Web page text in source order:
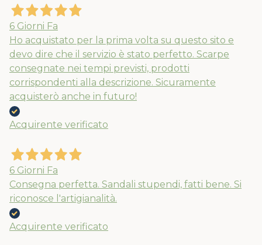
6 Giorni Fa
Ho acquistato per la prima volta su questo sito e
devo dire che il servizio è stato perfetto. Scarpe
consegnate nei tempi previsti, prodotti
corrispondenti alla descrizione. Sicuramente
acquisterò anche in futuro!
Acquirente verificato
6 Giorni Fa
Consegna perfetta. Sandali stupendi, fatti bene. Si
riconosce l'artigianalità.
Acquirente verificato